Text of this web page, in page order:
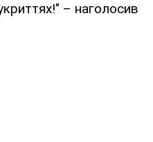
– наголосив